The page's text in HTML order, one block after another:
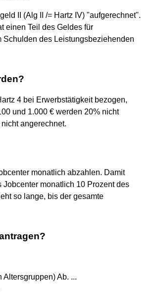
II (Alg II /= Hartz IV) "aufgerechnet".
einen Teil des Geldes für
Schulden des Leistungsbeziehenden
4 bei Erwerbstätigkeit bezogen,
und 1.000 € werden 20% nicht
angerechnet.
monatlich abzahlen. Damit
monatlich 10 Prozent des
so lange, bis der gesamte
Ab. ...